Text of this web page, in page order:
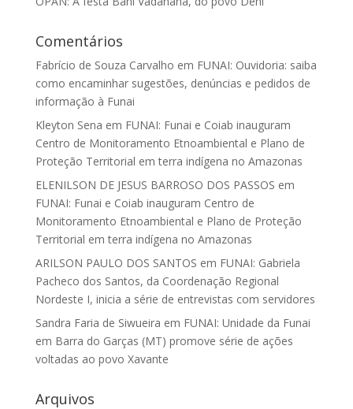
Comentários
Fabrício de Souza Carvalho em FUNAI: Ouvidoria: saiba
como encaminhar sugestões, denúncias e pedidos de
informação à Funai
Kleyton Sena em FUNAI: Funai e Coiab inauguram
Centro de Monitoramento Etnoambiental e Plano de
Proteção Territorial em terra indígena no Amazonas
ELENILSON DE JESUS BARROSO DOS PASSOS em
FUNAI: Funai e Coiab inauguram Centro de
Monitoramento Etnoambiental e Plano de Proteção
Territorial em terra indígena no Amazonas
ARILSON PAULO DOS SANTOS em FUNAI: Gabriela
Pacheco dos Santos, da Coordenação Regional
Nordeste I, inicia a série de entrevistas com servidores
Sandra Faria de Siwueira em FUNAI: Unidade da Funai
em Barra do Garças (MT) promove série de ações
voltadas ao povo Xavante
Arquivos